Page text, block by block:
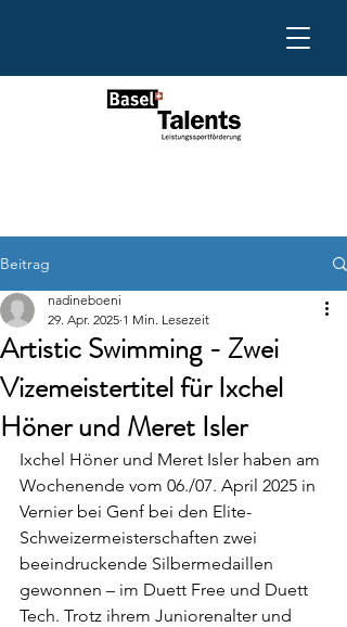
Beitrag
Artistic Swimming - Zwei
Vizemeistertitel für Ixchel
Höner und Meret Isler
nadineboeni
29. Apr. 2025 1 Min. Lesezeit
Ixchel Höner und Meret Isler haben am
Wochenende vom 06./07. April 2025 in
Vernier bei Genf bei den Elite-
Schweizermeisterschaften zwei
beeindruckende Silbermedaillen
gewonnen – im Duett Free und Duett
Tech. Trotz ihrem Juniorenalter und